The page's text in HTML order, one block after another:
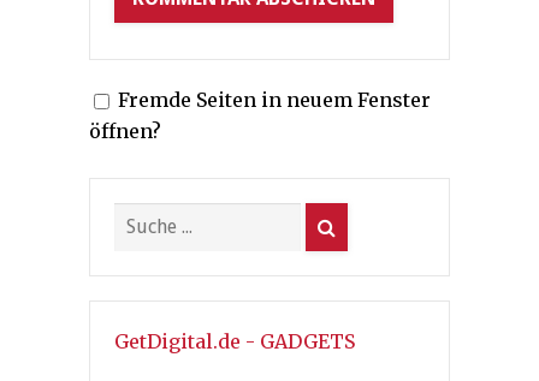
Fremde Seiten in neuem Fenster
öffnen?
GetDigital.de - GADGETS